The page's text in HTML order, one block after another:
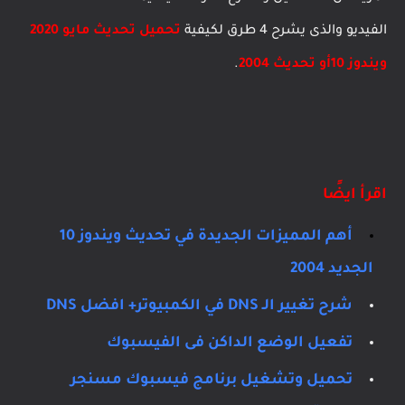
الفيديو والذى يشرح 4 طرق لكيفية تحميل تحديث مايو 2020
ويندوز 10 أو تحديث 2004 .
اقرأ ايضًا
أهم المميزات الجديدة في تحديث ويندوز 10
الجديد 2004
شرح تغيير الـ DNS في الكمبيوتر+ افضل DNS
تفعيل الوضع الداكن فى الفيسبوك
تحميل وتشغيل برنامج فيسبوك مسنجر